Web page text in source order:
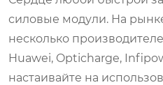
силовые модули. На
несколько
Huawei, Opticharge,
настаивайте на